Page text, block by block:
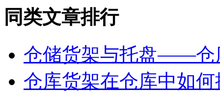
同类文章排行
仓储货架与托盘——仓
仓库货架在仓库中如